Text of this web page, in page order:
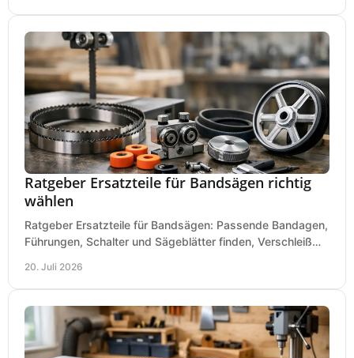
Ratgeber Ersatzteile für Bandsägen richtig
wählen
Ratgeber Ersatzteile für Bandsägen: Passende Bandagen,
Führungen, Schalter und Sägeblätter finden, Verschleiß
20. Juli 2026